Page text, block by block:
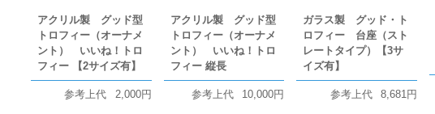
アクリル製 グッド型
トロフィー（オーナメ
ント） いいね！トロ
フィー 【2サイズ有】
参考上代 2,000円
アクリル製 グッド型
トロフィー（オーナメ
ント） いいね！トロ
フィー 縦長
参考上代 10,000円
ガラス製 グッド・ト
ロフィー 台座（スト
レートタイプ）【3サ
イズ有】
参考上代 8,681円